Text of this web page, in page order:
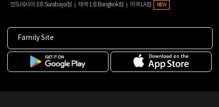
인도네시아 3호 Surabaya점
태국 1호 Bangkok점 미국 LA점 NEW
Family Site